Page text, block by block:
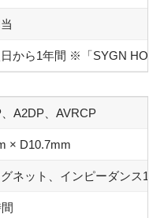
から1年間 ※「SYGN
A2DP、AVRCP
× D10.7mm
ネット、インピーダンス16Ω